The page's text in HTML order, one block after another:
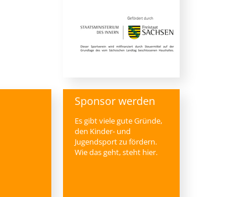
Sponsor werden
Es gibt viele gute Gründe,
den Kinder- und
Jugendsport zu fördern.
Wie das geht, steht hier.